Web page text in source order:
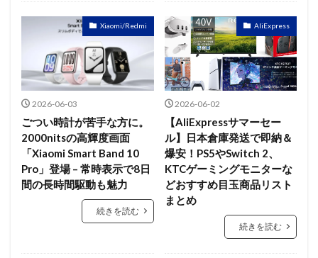
Xiaomi/Redmi
2026-06-03
ごつい時計が苦手な方に。
2000nitsの高輝度画面
「Xiaomi Smart Band 10
Pro」登場 – 常時表示で8日
間の長時間駆動も魅力
続きを読む
AliExpress
2026-06-02
【AliExpressサマーセー
ル】日本倉庫発送で即納＆
爆安！PS5やSwitch 2、
KTCゲーミングモニターな
どおすすめ目玉商品リスト
まとめ
続きを読む